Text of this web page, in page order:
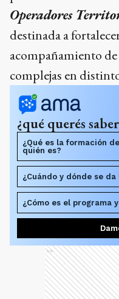
Operadores
destinada a
acompañamiento
complejas en
¿qué querés
¿Qué es la formación
quién es?
¿Cuándo y dónde se
¿Cómo es el programa
Ads